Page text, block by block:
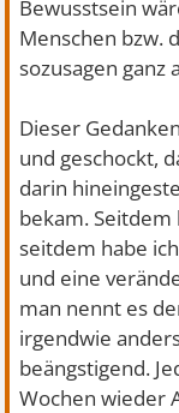
Bewusstsein
Menschen bzw.
sozusagen ganz
Dieser
und geschockt,
darin
bekam. Seitdem
seitdem habe
und eine
man nennt es
irgendwie
beängstigend.
Wochen wieder